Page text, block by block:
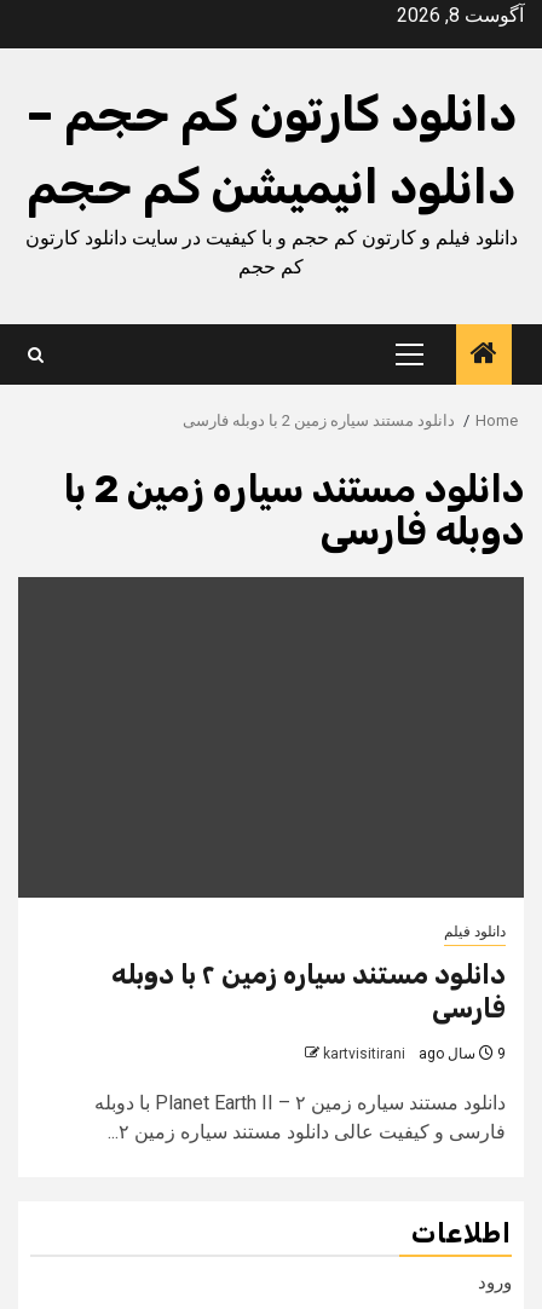
Skipآگوست 8, 2026
دانلود کارتون کم حجم –
دانلود انیمیشن کم حجم
دانلود فیلم و کارتون کم حجم و با کیفیت در سایت دانلود کارتون
کم حجم
Primary
Menu
Home دانلود مستند سیاره زمین 2 با دوبله فارسی
دانلود مستند سیاره زمین 2 با
دوبله فارسی
دانلود فیلم
دانلود مستند سیاره زمین ۲ با دوبله
فارسی
9 سال ago kartvisitirani
دانلود مستند سیاره زمین ۲ – Planet Earth II با دوبله
فارسی و کیفیت عالی دانلود مستند سیاره زمین ۲...
اطلاعات
ورود